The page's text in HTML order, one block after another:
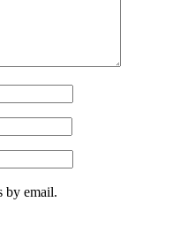
by email.